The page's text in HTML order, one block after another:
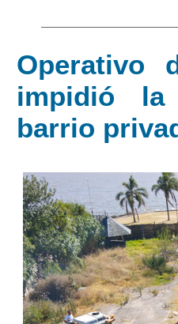
Operativo
impidió
barrio